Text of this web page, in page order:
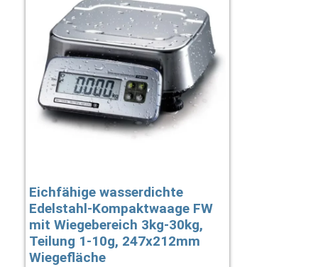
Eichfähige wasserdichte
Edelstahl-Kompaktwaage FW
mit Wiegebereich 3kg-30kg,
Teilung 1-10g, 247x212mm
Wiegefläche